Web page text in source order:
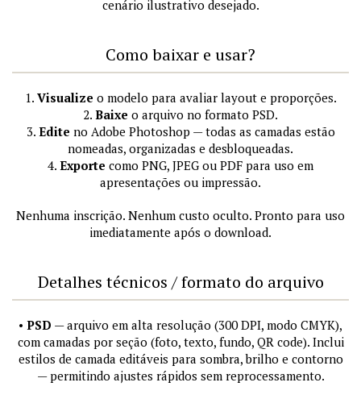
cenário ilustrativo desejado.
Como baixar e usar?
1. Visualize o modelo para avaliar layout e proporções.
2. Baixe o arquivo no formato PSD.
3. Edite no Adobe Photoshop — todas as camadas estão
nomeadas, organizadas e desbloqueadas.
4. Exporte como PNG, JPEG ou PDF para uso em
apresentações ou impressão.
Nenhuma inscrição. Nenhum custo oculto. Pronto para uso
imediatamente após o download.
Detalhes técnicos / formato do arquivo
• PSD — arquivo em alta resolução (300 DPI, modo CMYK),
com camadas por seção (foto, texto, fundo, QR code). Inclui
estilos de camada editáveis para sombra, brilho e contorno
— permitindo ajustes rápidos sem reprocessamento.